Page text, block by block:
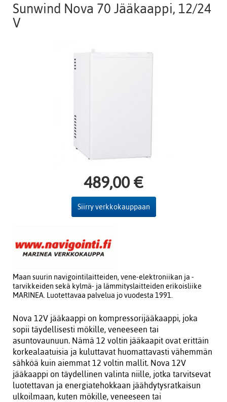
Sunwind Nova 70 Jääkaappi, 12/24
V
489,00 €
Siirry verkkokauppaan
Maan suurin navigointilaitteiden, vene-elektroniikan ja -
tarvikkeiden sekä kylmä- ja lämmityslaitteiden erikoisliike
MARINEA. Luotettavaa palvelua jo vuodesta 1991.
Nova 12V jääkaappi on kompressorijääkaappi, joka
sopii täydellisesti mökille, veneeseen tai
asuntovaunuun. Nämä 12 voltin jääkaapit ovat erittäin
korkealaatuisia ja kuluttavat huomattavasti vähemmän
sähköä kuin aiemmat 12 voltin mallit. Nova 12V
jääkaappi on täydellinen valinta niille, jotka tarvitsevat
luotettavan ja energiatehokkaan jäähdytysratkaisun
ulkoilmaan, kuten mökille, veneeseen tai